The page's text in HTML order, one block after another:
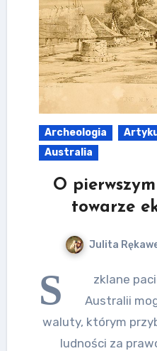
Archeologia
Australia
O
towarze
Julita
S
zklane
Australii
waluty, którym
ludności za